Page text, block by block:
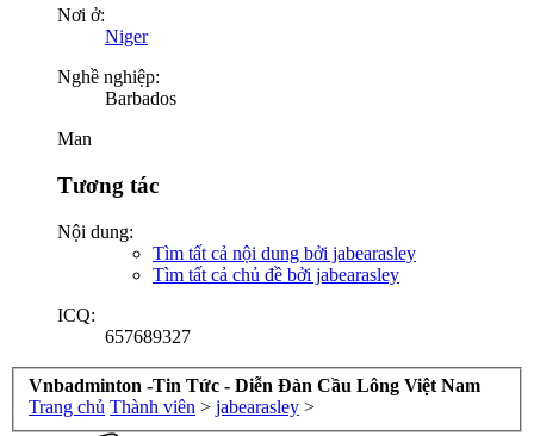
Nơi ở:
Niger
Nghề nghiệp:
Barbados
Man
Tương tác
Nội dung:
Tìm tất cả nội dung bởi jabearasley
Tìm tất cả chủ đề bởi jabearasley
ICQ:
657689327
Vnbadminton -Tin Tức - Diễn Đàn Cầu Lông Việt Nam
Trang chủ Thành viên > jabearasley >